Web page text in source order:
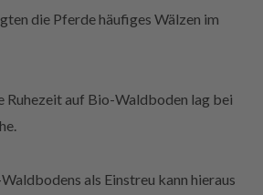
die Pferde häufiges Wälzen im
Ruhezeit auf Bio-Waldboden lag bei
als Einstreu kann hieraus